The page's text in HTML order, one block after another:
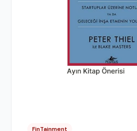
FinTainment